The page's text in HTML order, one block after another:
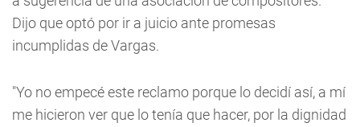
Dijo que optó por ir a juicio ante promesas
incumplidas de Vargas.
"Yo no empecé este reclamo porque lo decidí así, a mí
me hicieron ver que lo tenía que hacer, por la dignidad